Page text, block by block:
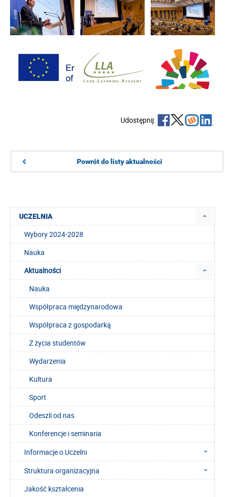
Udostępnij:
Powrót do listy aktualności
UCZELNIA
Wybory 2024-2028
Nauka
Aktualności
Nauka
Współpraca międzynarodowa
Współpraca z gospodarką
Z życia studentów
Wydarzenia
Kultura
Sport
Odeszli od nas
Konferencje i seminaria
Informacje o Uczelni
Struktura organizacyjna
Jakość kształcenia